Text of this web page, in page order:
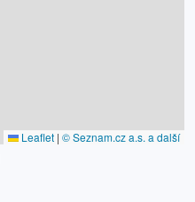
Leaflet | © Seznam.cz a.s. a další